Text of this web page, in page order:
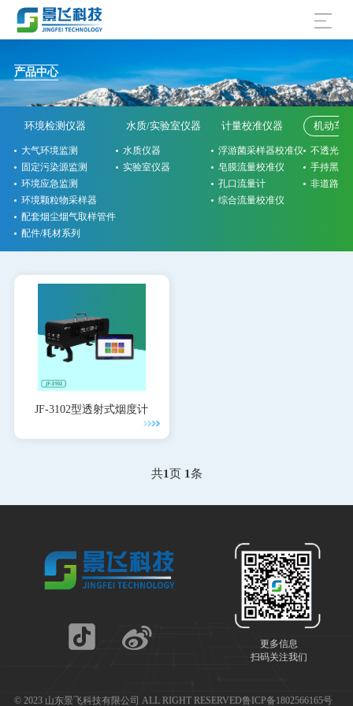
产品中心
环境检测仪器
大气环境监测
固定污染源监测
环境应急监测
环境颗粒物采样器
配套烟尘烟气取样管件
配件/耗材系列
水质/实验室仪器
水质仪器
实验室仪器
计量校准仪器
浮游菌采样器校准仪
皂膜流量校准仪
孔口流量计
综合流量校准仪
机动车
不透光烟
手持黑烟
非道路检
JF-3102型透射式烟度计
共1页 1条
更多信息
扫码关注我们
© 2023 山东景飞科技有限公司 ALL RIGHT RESERVED鲁ICP备1802566165号